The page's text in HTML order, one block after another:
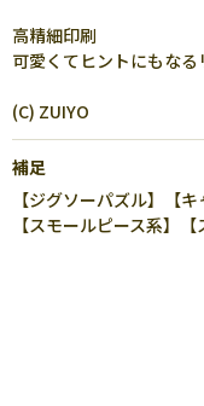
高精細印刷
可愛くてヒントにもなる
(C) ZUIYO
補足
【ジグソーパズル】【
【スモールピース系】